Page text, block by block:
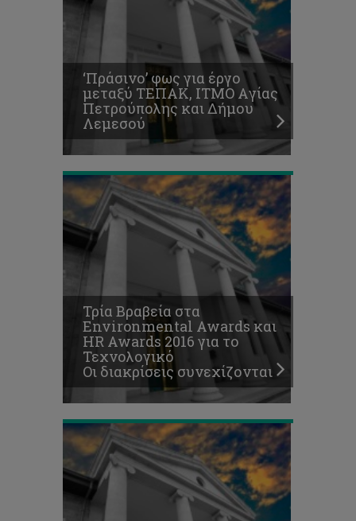
‘Πράσινο’ φως για έργο
μεταξύ ΤΕΠΑΚ, ΙΤΜΟ Aγίας
Πετρούπολης και Δήμου
Λεμεσού
Awards
2016
για
το
Τεχνολογικό
Οι
διακρίσεις
συνεχίζονται
Τρία Βραβεία στα
Environmental Awards και
HR Awards 2016 για το
Τεχνολογικό
Οι διακρίσεις συνεχίζονται
Εδώ
φοιτούμε.
Τεχνολογικό
Πανεπιστήμιο
Κύπρου,
το
Πανεπιστήμιο
της
καρδιάς
μας!